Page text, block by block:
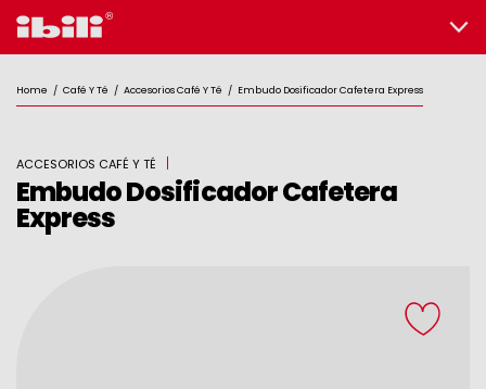
Home / Café Y Té / Accesorios Café Y Té / Embudo Dosificador Cafetera Express
ACCESORIOS CAFÉ Y TÉ
Embudo Dosificador Cafetera
Express